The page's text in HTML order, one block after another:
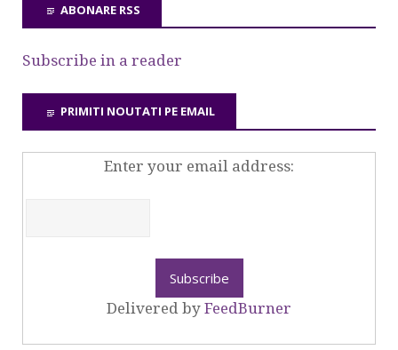
ABONARE RSS
Subscribe in a reader
PRIMITI NOUTATI PE EMAIL
Enter your email address:
Delivered by FeedBurner